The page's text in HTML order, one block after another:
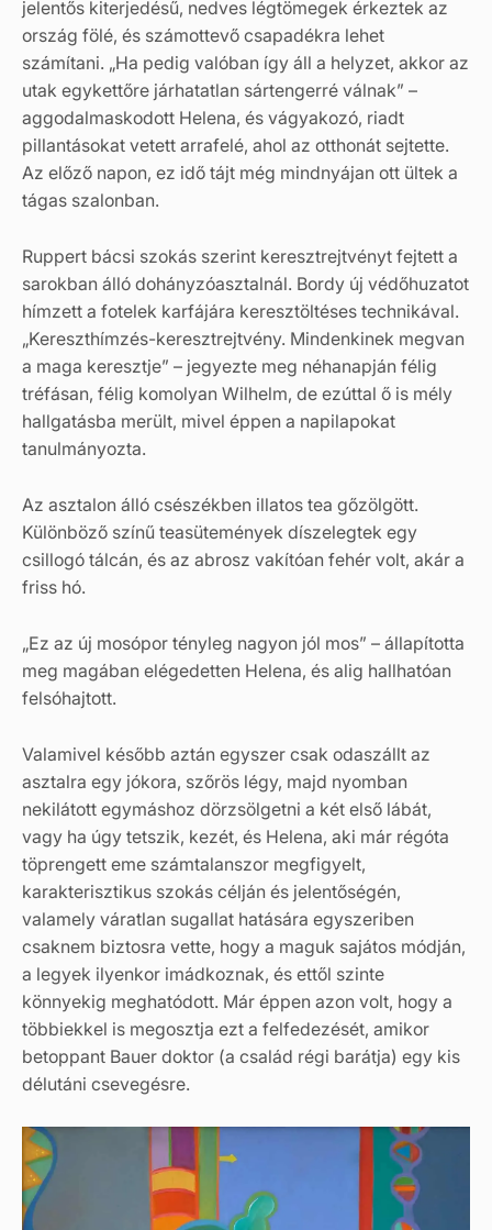
jelentős kiterjedésű, nedves légtömegek érkeztek az
ország fölé, és számottevő csapadékra lehet
számítani. „Ha pedig valóban így áll a helyzet, akkor az
utak egykettőre járhatatlan sártengerré válnak” –
aggodalmaskodott Helena, és vágyakozó, riadt
pillantásokat vetett arrafelé, ahol az otthonát sejtette.
Az előző napon, ez idő tájt még mindnyájan ott ültek a
tágas szalonban.
Ruppert bácsi szokás szerint keresztrejtvényt fejtett a
sarokban álló dohányzóasztalnál. Bordy új védőhuzatot
hímzett a fotelek karfájára keresztöltéses technikával.
„Kereszthímzés-keresztrejtvény. Mindenkinek megvan
a maga keresztje” – jegyezte meg néhanapján félig
tréfásan, félig komolyan Wilhelm, de ezúttal ő is mély
hallgatásba merült, mivel éppen a napilapokat
tanulmányozta.
Az asztalon álló csészékben illatos tea gőzölgött.
Különböző színű teasütemények díszelegtek egy
csillogó tálcán, és az abrosz vakítóan fehér volt, akár a
friss hó.
„Ez az új mosópor tényleg nagyon jól mos” – állapította
meg magában elégedetten Helena, és alig hallhatóan
felsóhajtott.
Valamivel később aztán egyszer csak odaszállt az
asztalra egy jókora, szőrös légy, majd nyomban
nekilátott egymáshoz dörzsölgetni a két első lábát,
vagy ha úgy tetszik, kezét, és Helena, aki már régóta
töprengett eme számtalanszor megfigyelt,
karakterisztikus szokás célján és jelentőségén,
valamely váratlan sugallat hatására egyszeriben
csaknem biztosra vette, hogy a maguk sajátos módján,
a legyek ilyenkor imádkoznak, és ettől szinte
könnyekig meghatódott. Már éppen azon volt, hogy a
többiekkel is megosztja ezt a felfedezését, amikor
betoppant Bauer doktor (a család régi barátja) egy kis
délutáni csevegésre.